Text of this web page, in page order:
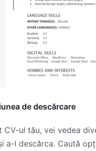
de descărcare
CV-ul tău, vei vedea
a-l descărca. Caută